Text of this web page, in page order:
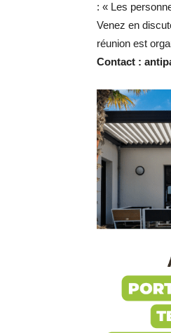
: « Les
Venez en
réunion est
Contact :